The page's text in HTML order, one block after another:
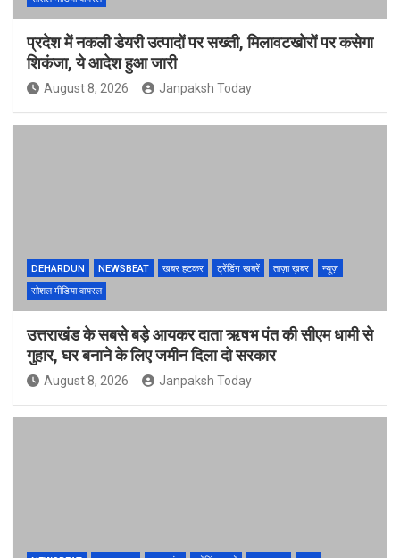
प्रदेश में नकली डेयरी उत्पादों पर सख्ती, मिलावटखोरों पर कसेगा
शिकंजा, ये आदेश हुआ जारी
August 8, 2026 Janpaksh Today
DEHARDUN NEWSBEAT खबर हटकर ट्रेंडिंग खबरें ताज़ा ख़बर
न्यूज़
सोशल मीडिया वायरल
उत्तराखंड के सबसे बड़े आयकर दाता ऋषभ पंत की सीएम धामी से
गुहार, घर बनाने के लिए जमीन दिला दो सरकार
August 8, 2026 Janpaksh Today